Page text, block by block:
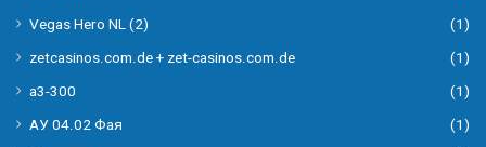
Vegas Hero NL (2)
(1)
zetcasinos.com.de + zet-casinos.com.de
(1)
а3-300
(1)
АУ 04.02 Фая
(1)